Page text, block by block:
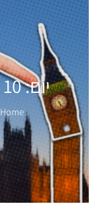
יום:10 בספטמבר 2025
Home